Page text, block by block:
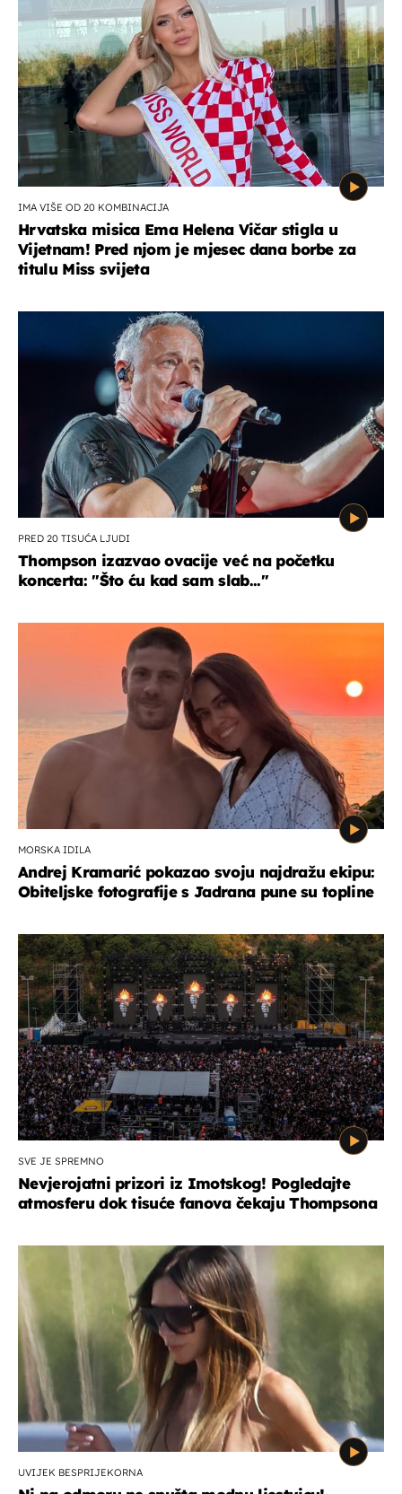
IMA VIŠE OD 20 KOMBINACIJA
Hrvatska misica Ema Helena Vičar stigla u
Vijetnam! Pred njom je mjesec dana borbe za
titulu Miss svijeta
PRED 20 TISUĆA LJUDI
Thompson izazvao ovacije već na početku
koncerta: "Što ću kad sam slab..."
MORSKA IDILA
Andrej Kramarić pokazao svoju najdražu ekipu:
Obiteljske fotografije s Jadrana pune su topline
SVE JE SPREMNO
Nevjerojatni prizori iz Imotskog! Pogledajte
atmosferu dok tisuće fanova čekaju Thompsona
UVIJEK BESPRIJEKORNA